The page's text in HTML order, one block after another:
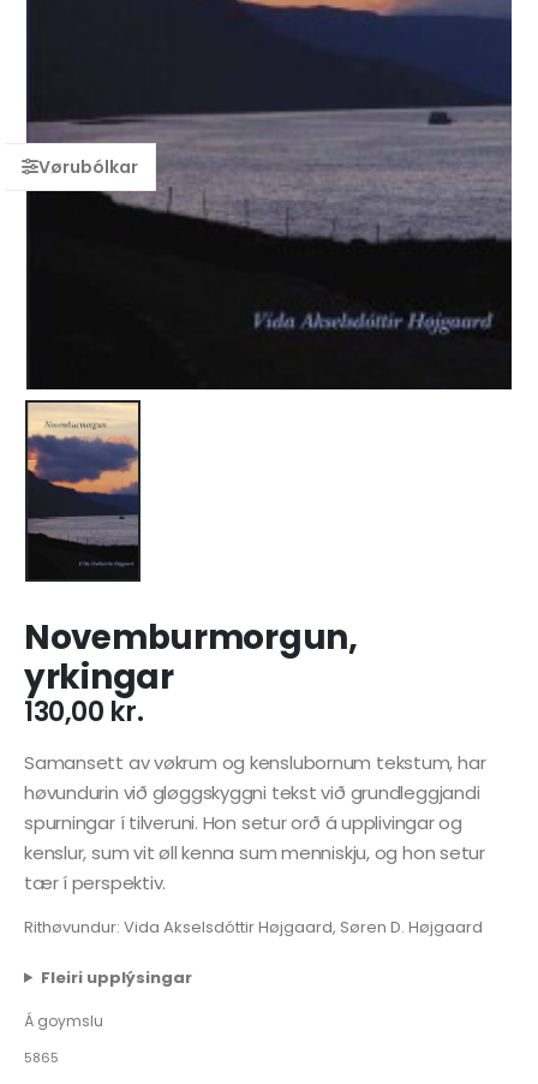
Novemburmorgun,
yrkingar
130,00 kr.
Samansett av vøkrum og kenslubornum tekstum, har
høvundurin við gløggskyggni tekst við grundleggjandi
spurningar í tilveruni. Hon setur orð á upplivingar og
kenslur, sum vit øll kenna sum menniskju, og hon setur
tær í perspektiv.
Rithøvundur: Vida Akselsdóttir Højgaard, Søren D. Højgaard
Fleiri upplýsingar
Á goymslu
5865